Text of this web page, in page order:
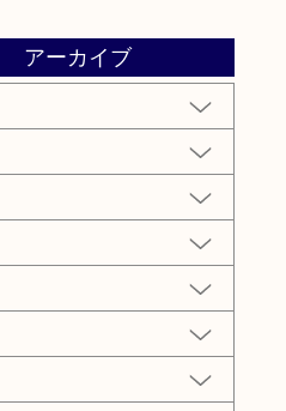
アーカイブ